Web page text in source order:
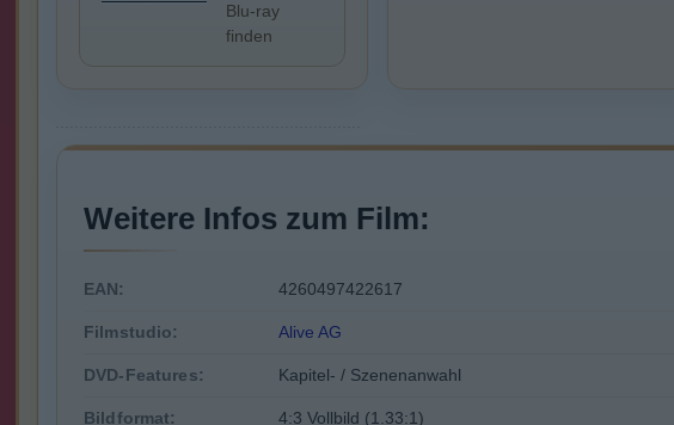
Blu-ray
finden
Weitere Infos zum Film:
EAN: 4260497422617
Filmstudio: Alive AG
DVD-Features: Kapitel- / Szenenanwahl
Bildformat: 4:3 Vollbild (1.33:1)